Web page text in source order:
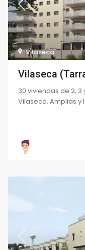
Vilaseca
Vilaseca
30 viviendas de 2,
Vilaseca. Amplias y